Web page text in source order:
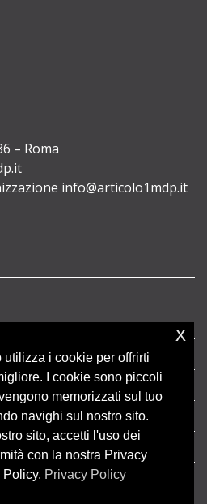
– Roma
info@articolo1mdp.it
utilizza i cookie per offrirti
I cookie sono piccoli
memorizzati sul tuo
navighi sul nostro sito.
sito, accetti l'uso dei
con la nostra Privacy
Privacy Policy
x